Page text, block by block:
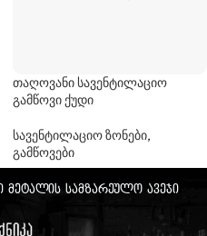
თაღოვანი სავენტილაციო
გამწოვი ქუდი
სავენტილაციო ზონები,
გამწოვები
მეტალის სამზარეულო ავეჯი